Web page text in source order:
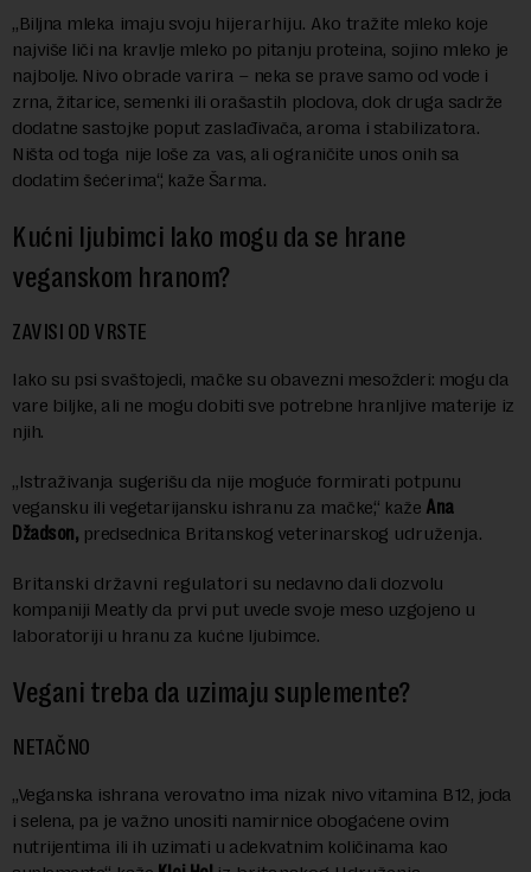
„Biljna mleka imaju svoju hijerarhiju. Ako tražite mleko koje
najviše liči na kravlje mleko po pitanju proteina, sojino mleko je
najbolje. Nivo obrade varira – neka se prave samo od vode i
zrna, žitarice, semenki ili orašastih plodova, dok druga sadrže
dodatne sastojke poput zaslađivača, aroma i stabilizatora.
Ništa od toga nije loše za vas, ali ograničite unos onih sa
dodatim šećerima“, kaže Šarma.
Kućni ljubimci lako mogu da se hrane
veganskom hranom?
ZAVISI OD VRSTE
Iako su psi svaštojedi, mačke su obavezni mesožderi: mogu da
vare biljke, ali ne mogu dobiti sve potrebne hranljive materije iz
njih.
„Istraživanja sugerišu da nije moguće formirati potpunu
vegansku ili vegetarijansku ishranu za mačke,“ kaže Ana
Džadson, predsednica Britanskog veterinarskog udruženja.
Britanski državni regulatori su nedavno dali dozvolu
kompaniji Meatly da prvi put uvede svoje meso uzgojeno u
laboratoriji u hranu za kućne ljubimce.
Vegani treba da uzimaju suplemente?
NETAČNO
„Veganska ishrana verovatno ima nizak nivo vitamina B12, joda
i selena, pa je važno unositi namirnice obogaćene ovim
nutrijentima ili ih uzimati u adekvatnim količinama kao